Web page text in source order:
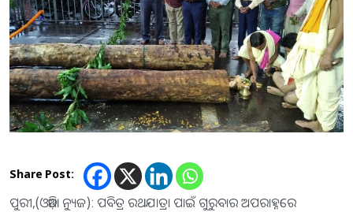
Share Post:
ପୁରୀ,(ଓଡ଼ିଆ ନ୍ୟୁଜ): ପବିତ୍ର ରଥଯାତ୍ରା ପାଇଁ ଗୁରୁବାର ଅପରାହ୍ନରେ